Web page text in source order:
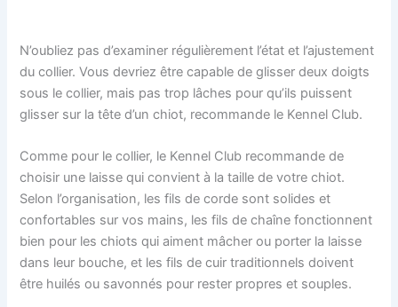
N’oubliez pas d’examiner régulièrement l’état et l’ajustement
du collier. Vous devriez être capable de glisser deux doigts
sous le collier, mais pas trop lâches pour qu’ils puissent
glisser sur la tête d’un chiot, recommande le Kennel Club.
Comme pour le collier, le Kennel Club recommande de
choisir une laisse qui convient à la taille de votre chiot.
Selon l’organisation, les fils de corde sont solides et
confortables sur vos mains, les fils de chaîne fonctionnent
bien pour les chiots qui aiment mâcher ou porter la laisse
dans leur bouche, et les fils de cuir traditionnels doivent
être huilés ou savonnés pour rester propres et souples.